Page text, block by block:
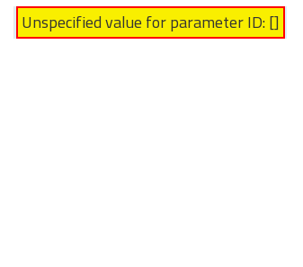
Unspecified value for parameter ID: []